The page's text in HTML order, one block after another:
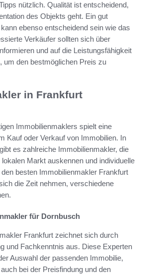
nützlich. Qualität ist entscheidend,
des Objekts geht. Ein gut
ebenso entscheidend sein wie das
Verkäufer sollten sich über
und auf die Leistungsfähigkeit
um den bestmöglichen Preis zu
in Frankfurt
Immobilienmaklers spielt eine
Kauf oder Verkauf von Immobilien. In
es zahlreiche Immobilienmakler, die
Markt auskennen und individuelle
besten Immobilienmakler Frankfurt
die Zeit nehmen, verschiedene
für Dornbusch
Frankfurt zeichnet sich durch
und Fachkenntnis aus. Diese Experten
Auswahl der passenden Immobilie,
bei der Preisfindung und den